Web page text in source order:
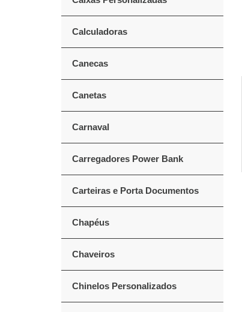
Calculadoras
Canecas
Canetas
Carnaval
Carregadores Power Bank
Carteiras e Porta Documentos
Chapéus
Chaveiros
Chinelos Personalizados